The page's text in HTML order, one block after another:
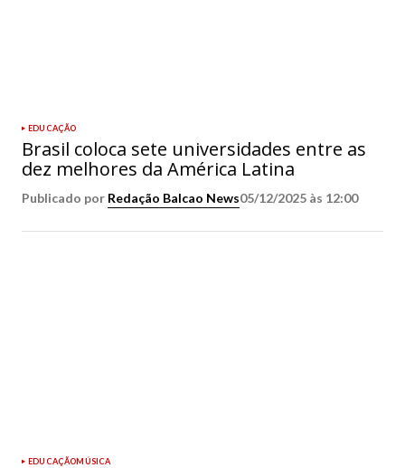
EDUCAÇÃO
Brasil coloca sete universidades entre as
dez melhores da América Latina
Publicado por Redação Balcao News05/12/2025 às 12:00
EDUCAÇÃOMÚSICA